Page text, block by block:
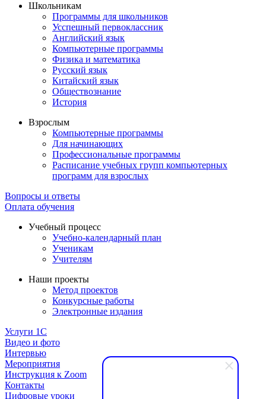
Школьникам
Программы для школьников
Усспешный первоклассник
Английский язык
Компьютерные программы
Физика и математика
Русский язык
Китайский язык
Обществознание
История
Взрослым
Компьютерные программы
Для начинающих
Профессиональные программы
Расписание учебных групп компьютерных
программ для взрослых
Вопросы и ответы
Оплата обучения
Учебный процесс
Учебно-календарный план
Ученикам
Учителям
Наши проекты
Метод проектов
Конкурсные работы
Электронные издания
Услуги 1C
Видео и фото
Интервью
Мероприятия
Инструкция к Zoom
Контакты
Цифровые уроки